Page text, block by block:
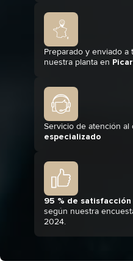
Preparado y enviado a
nuestra planta en
Servicio de atención al
especializado
95 % de
según nuestra
2024.